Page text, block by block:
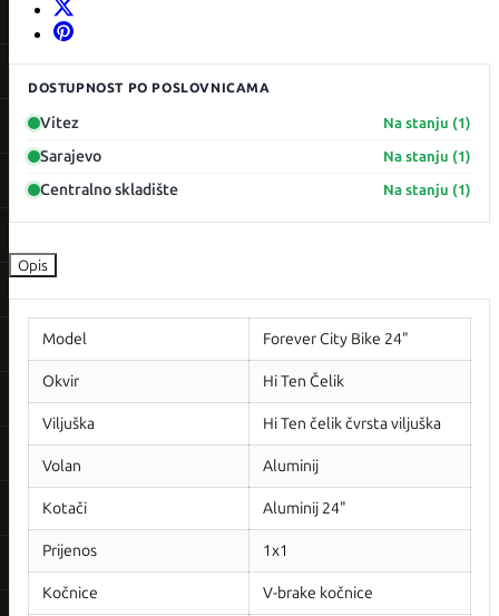
DOSTUPNOST PO POSLOVNICAMA
Vitez Na stanju (1)
Sarajevo Na stanju (1)
Centralno skladište Na stanju (1)
Opis
Model Forever City Bike 24"
Okvir Hi Ten Čelik
Viljuška Hi Ten čelik čvrsta viljuška
Volan Aluminij
Kotači Aluminij 24"
Prijenos 1x1
Kočnice V-brake kočnice